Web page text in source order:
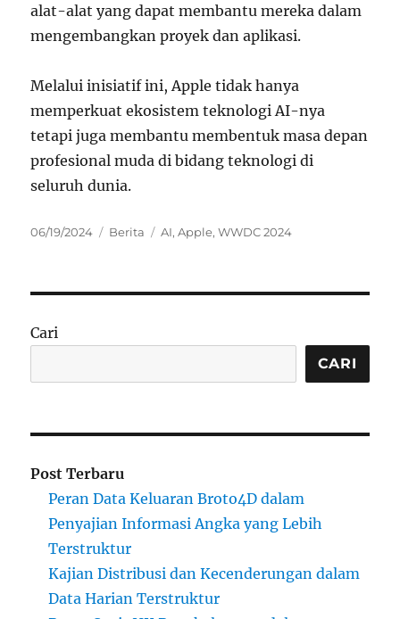
alat-alat yang dapat membantu mereka dalam
mengembangkan proyek dan aplikasi.
Melalui inisiatif ini, Apple tidak hanya
memperkuat ekosistem teknologi AI-nya
tetapi juga membantu membentuk masa depan
profesional muda di bidang teknologi di
seluruh dunia.
Posted
06/19/2024 Categories
Berita Tags
AI,Apple,WWDC 2024
Cari
CARI
Post Terbaru
Peran Data Keluaran Broto4D dalam
Penyajian Informasi Angka yang Lebih
Terstruktur
Kajian Distribusi dan Kecenderungan dalam
Data Harian Terstruktur